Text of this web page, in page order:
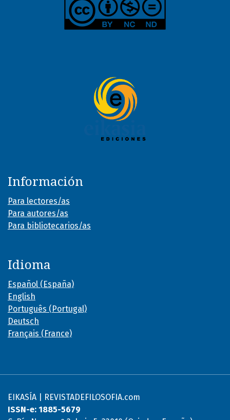
Información
Para lectores/as
Para autores/as
Para bibliotecarios/as
Idioma
Español (España)
English
Português (Portugal)
Deutsch
Français (France)
EIKASÍA | REVISTADEFILOSOFIA.com
ISSN-e: 1885-5679